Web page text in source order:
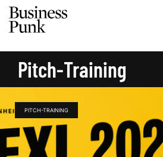
Pitch-Training
PITCH-TRAINING